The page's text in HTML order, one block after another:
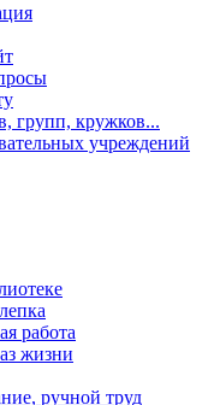
групп, кружков...
учреждений
работа
жизни
ручной труд